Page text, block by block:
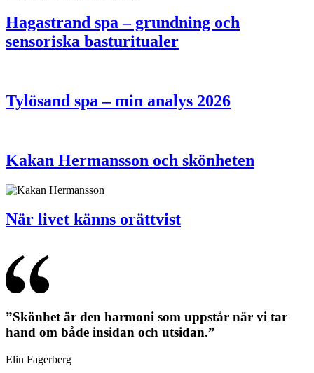
Hagastrand spa – grundning och
sensoriska basturitualer
Tylösand spa – min analys 2026
Kakan Hermansson och skönheten
När livet känns orättvist
”Skönhet är den harmoni som uppstår när vi tar
hand om både insidan och utsidan.”
Elin Fagerberg